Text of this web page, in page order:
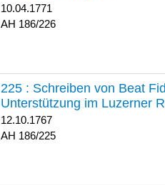
10.04.1771
186/226
225 : Schreiben von Beat
Unterstützung im Luzerner
12.10.1767
186/225